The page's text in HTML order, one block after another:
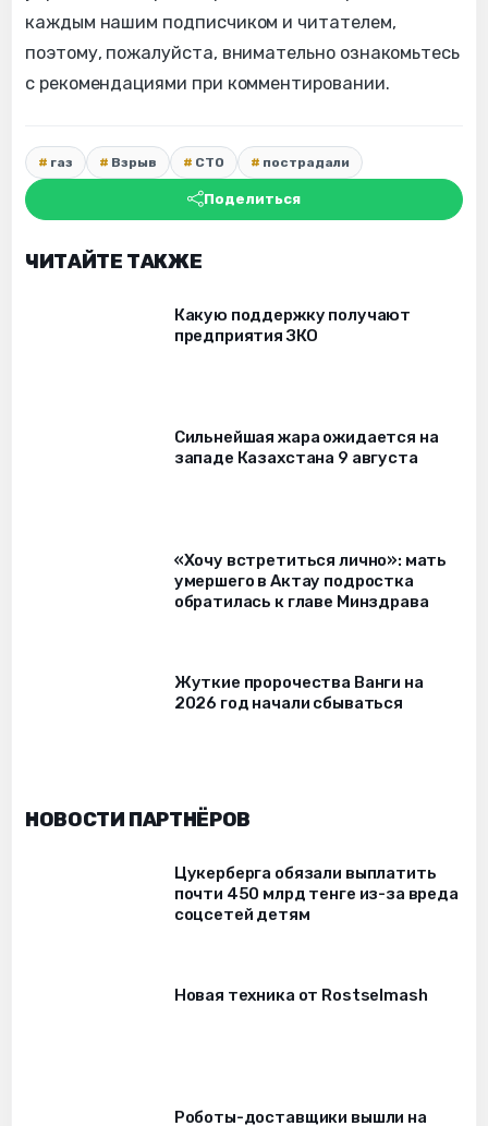
каждым нашим подписчиком и читателем,
поэтому, пожалуйста, внимательно ознакомьтесь
с рекомендациями при комментировании.
газ Взрыв СТО пострадали
Поделиться
ЧИТАЙТЕ ТАКЖЕ
Какую поддержку получают
предприятия ЗКО
Сильнейшая жара ожидается на
западе Казахстана 9 августа
«Хочу встретиться лично»: мать
умершего в Актау подростка
обратилась к главе Минздрава
Жуткие пророчества Ванги на
2026 год начали сбываться
НОВОСТИ ПАРТНЁРОВ
Цукерберга обязали выплатить
почти 450 млрд тенге из-за вреда
соцсетей детям
Новая техника от Rostselmash
Роботы-доставщики вышли на